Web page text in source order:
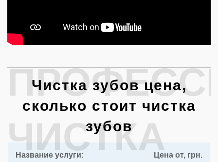
ЧИСТКА
Чистка зубов цена,
сколько стоит чистка
зубов
Название услуги: Цена от, грн.